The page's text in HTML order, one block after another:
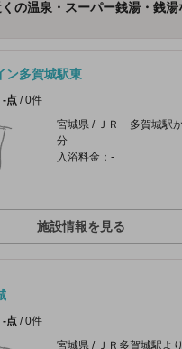
の温泉・スーパー銭湯・銭
多賀城駅東
-点 /0件
宮城県 / ＪＲ 多賀城駅
分
入浴料金：-
施設情報を見る
-点 /0件
宮城県 / ＪＲ多賀城駅よ